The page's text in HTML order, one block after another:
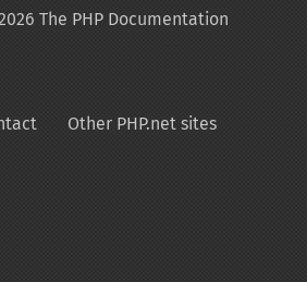
The PHP Documentation
Other PHP.net sites